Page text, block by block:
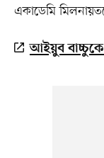
একাডেমি
আইয়ুব বাচ্চুকে